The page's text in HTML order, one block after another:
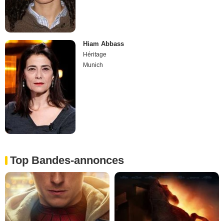
Hiam Abbass
Héritage
Munich
Top Bandes-annonces